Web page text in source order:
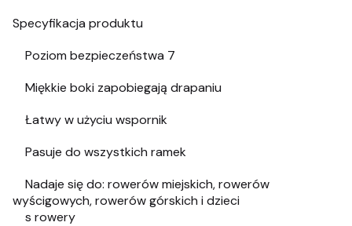
Specyfikacja produktu
Poziom bezpieczeństwa 7
Miękkie boki zapobiegają drapaniu
Łatwy w użyciu wspornik
Pasuje do wszystkich ramek
Nadaje się do: rowerów miejskich, rowerów
wyścigowych, rowerów górskich i dzieci
s rowery